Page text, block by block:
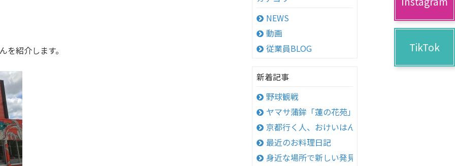
を紹介します。
NEWS
動画
従業員BLOG
新着記事
野球観戦
ヤマサ蒲鉾「蓮の花苑」へ
京都行く人、おけいはん
最近のお料理日記
身近な場所で新しい発見！
TikTok